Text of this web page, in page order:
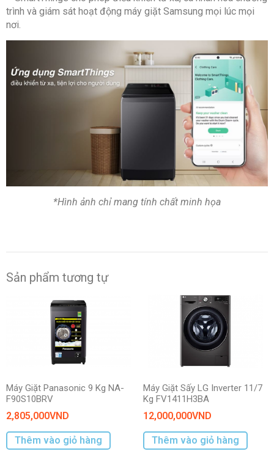
trình và giám sát hoạt động máy giặt Samsung mọi lúc mọi
nơi.
*Hình ảnh chỉ mang tính chất minh họa
Sản phẩm tương tự
Máy Giặt Panasonic 9 Kg NA-
F90S10BRV
2,805,000VND
Thêm vào giỏ hàng
Máy Giặt Sấy LG Inverter 11/7
Kg FV1411H3BA
12,000,000VND
Thêm vào giỏ hàng